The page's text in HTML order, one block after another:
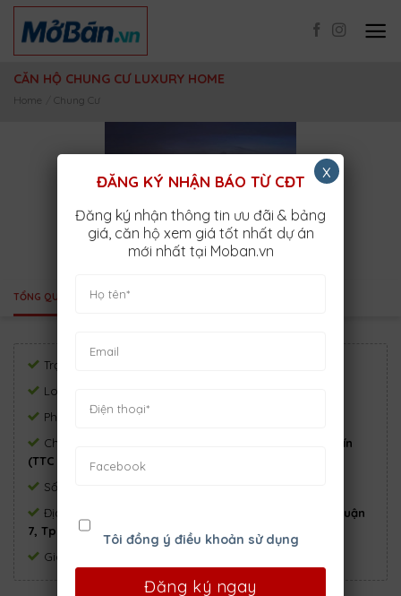
Skip
content
CĂN HỘ CHUNG CƯ LUXURY HOME
Home Chung Cư
TỔNG QUAN VỊ TRÍ TIỆN ÍCH
Trạng thái:
Loại hình:
Phòng ngủ:
2
Chủ đầu tư:
Công ty CP Địa ốc Sài Gòn Thương Tín
(TTC Land)
Số tầng:
Địa chỉ:
Đường Đào Trí, phường Phú Thuận, quận
7, Tp.HCM.
Giá:
ĐĂNG KÝ NHẬN BÁO TỪ CĐT
Đăng ký nhận thông tin ưu đãi & bảng
giá, căn hộ xem giá tốt nhất dự án
mới nhất tại Moban.vn
Tôi đồng ý điều khoản sử dụng
x